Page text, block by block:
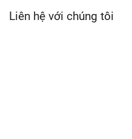
Liên hệ với chúng tôi